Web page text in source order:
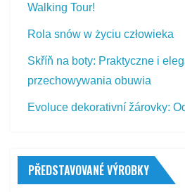
Walking Tour!
Rola snów w życiu człowieka
Skříň na boty: Praktyczne i
przechowywania obuwia
Evoluce dekorativní žárovky:
PŘEDSTAVOVANÉ VÝROBKY